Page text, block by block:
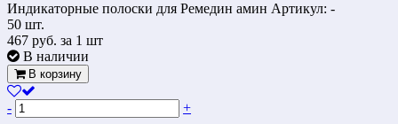
Индикаторные полоски для Ремедин амин Артикул: -
50 шт.
467 руб. за 1 шт
В наличии
В корзину
- +